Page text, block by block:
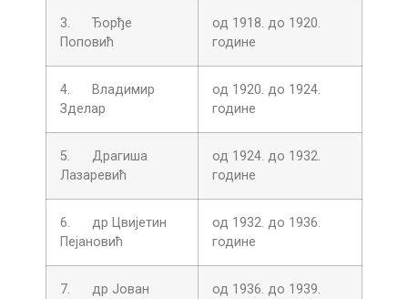
3. Ђорђе
Поповић
од 1918. до 1920.
године
4. Владимир
Зделар
од 1920. до 1924.
године
5. Драгиша
Лазаревић
од 1924. до 1932.
године
6. др Цвијетин
Пејановић
од 1932. до 1936.
године
7. др Јован
од 1936. до 1939.